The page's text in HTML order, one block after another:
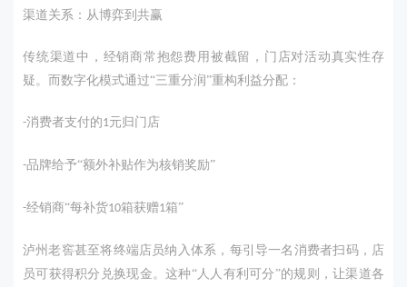
渠道关系：从博弈到共赢
传统渠道中，经销商常抱怨费用被截留，门店对活动真实性存
疑。而数字化模式通过“三重分润”重构利益分配：
-消费者支付的1元归门店
-品牌给予“额外补贴作为核销奖励”
-经销商“每补货10箱获赠1箱”
泸州老窖甚至将终端店员纳入体系，每引导一名消费者扫码，店
员可获得积分兑换现金。这种 “人人有利可分”的规则，让渠道各